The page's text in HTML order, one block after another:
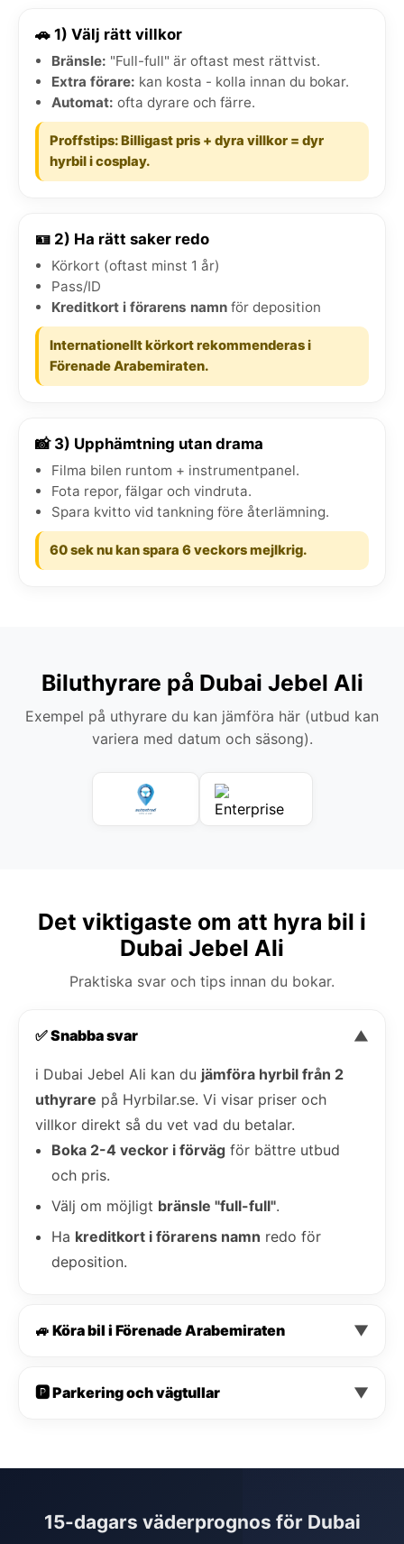
🚗 1) Välj rätt villkor
Bränsle: "Full-full" är oftast mest rättvist.
Extra förare: kan kosta - kolla innan du bokar.
Automat: ofta dyrare och färre.
Proffstips: Billigast pris + dyra villkor = dyr
hyrbil i cosplay.
🪪 2) Ha rätt saker redo
Körkort (oftast minst 1 år)
Pass/ID
Kreditkort i förarens namn för deposition
Internationellt körkort rekommenderas i
Förenade Arabemiraten.
📸 3) Upphämtning utan drama
Filma bilen runtom + instrumentpanel.
Fota repor, fälgar och vindruta.
Spara kvitto vid tankning före återlämning.
60 sek nu kan spara 6 veckors mejlkrig.
Biluthyrare på Dubai Jebel Ali
Exempel på uthyrare du kan jämföra här (utbud kan
variera med datum och säsong).
Det viktigaste om att hyra bil i
Dubai Jebel Ali
Praktiska svar och tips innan du bokar.
✅ Snabba svar ▼
i Dubai Jebel Ali kan du jämföra hyrbil från 2
uthyrare på Hyrbilar.se. Vi visar priser och
villkor direkt så du vet vad du betalar.
Boka 2-4 veckor i förväg för bättre utbud
och pris.
Välj om möjligt bränsle "full-full".
Ha kreditkort i förarens namn redo för
deposition.
🚙 Köra bil i Förenade Arabemiraten ▼
🅿️ Parkering och vägtullar ▼
15-dagars väderprognos för Dubai